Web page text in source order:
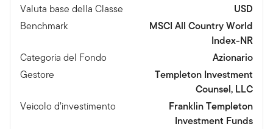
Valuta base della Classe
USD
Benchmark
MSCI All Country World
Index-NR
Categoria del Fondo
Azionario
Gestore
Templeton Investment
Counsel, LLC
Veicolo d’investimento
Franklin Templeton
Investment Funds